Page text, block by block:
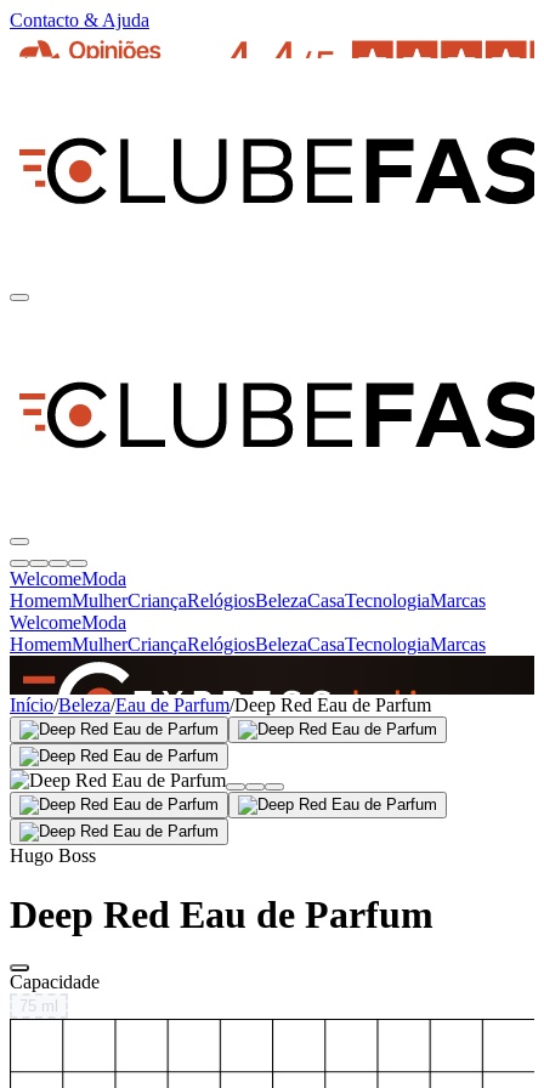
Contacto & Ajuda
WelcomeModa
HomemMulherCriançaRelógiosBelezaCasaTecnologiaMarcas
WelcomeModa
HomemMulherCriançaRelógiosBelezaCasaTecnologiaMarcas
SINCE 2005
+de 36.000 reviews
Início/Beleza/Eau de Parfum/Deep Red Eau de Parfum
Hugo Boss
Deep Red Eau de Parfum
Capacidade
75 ml